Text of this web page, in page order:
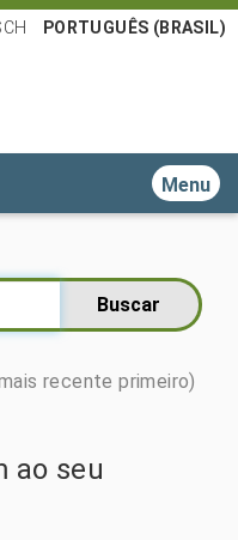
PORTUGUÊS (BRASIL)
Toggle
recente primeiro)
ao seu